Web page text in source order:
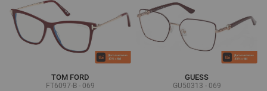
TOM FORD
FT6097-B - 069
GUESS
GU50313 - 069